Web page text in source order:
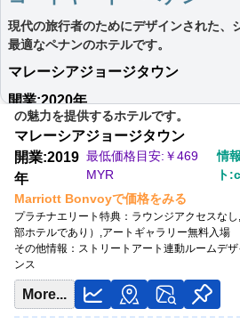
ザ・プレステージ・ホテ
ー・オブ・デザインホテ
ペナンのユネスコ世界遺産地区に位置し
の魅力を提供するホテルです。
マレーシアジョージタウン
開業:2019
年
最低価格目安:￥469
MYR
情
ト
Marriott Bonvoyで価格をみる
プラチナエリート特典： ラウンジアクセスな
部ホテルであり）,アートギャラリー無料入場
その他情報： ストリートアート連動ルームデ
ンス
More...
現代の旅行者のためにデザインされた、
最適なペナンのホテルです。
マレーシアジョージタウン
開業:2020年
最低価格目安:￥ 380 MYR
情報サイト:milogging
Marriott Bonvoyで価格をみる
ウェルカムギフト朝食
ウンジ設置ホテルのみ）,客室アップグレード
の場合「ラウンジ朝食」固定,アフタヌーンティ
その他情報： ジョージタウン世界遺産地区,アン